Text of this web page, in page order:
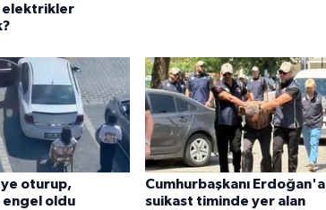
elektrikler
oturup,
engel oldu
Cumhurbaşkanı Erdoğan'a
suikast timinde yer alan